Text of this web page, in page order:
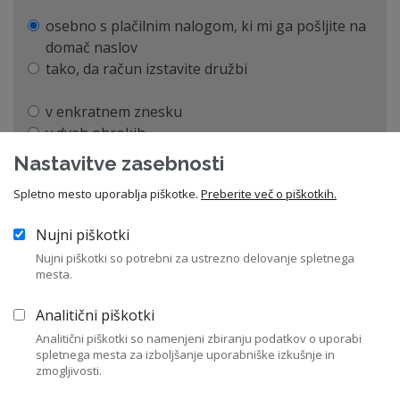
osebno s plačilnim nalogom, ki mi ga pošljite na
domač naslov
tako, da račun izstavite družbi
v enkratnem znesku
v dveh obrokih
v treh obrokih
E-poštni naslov, na katerega pošljemo račun*
Potrebujem predračun
račun izdati preko portala javne uprave)
Nastavitve zasebnosti
Spletno mesto uporablja piškotke. Preberite več o piškotkih.
Nujni piškotki
Nujni piškotki so potrebni za ustrezno delovanje spletnega
mesta.
Analitični piškotki
Analitični piškotki so namenjeni zbiranju podatkov o uporabi
spletnega mesta za izboljšanje uporabniške izkušnje in
zmogljivosti.